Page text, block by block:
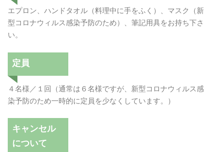
エプロン、ハンドタオル（料理中に手をふく）、マスク（新
型コロナウィルス感染予防のため）、筆記用具をお持ち下さ
い。
定員
４名様／１回（通常は６名様ですが、新型コロナウィルス感
染予防のため一時的に定員を少なくしています。）
キャンセル
について